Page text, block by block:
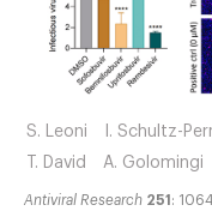
S. Leoni I. Schultz-
T. David
A. Golomingi
Antiviral Research 251 :